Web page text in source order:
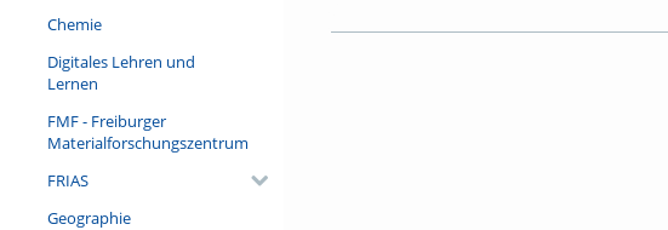
Chemie
Digitales Lehren und
Lernen
FMF - Freiburger
Materialforschungszentrum
FRIAS
Geographie
für den existenziellen Charakter
aber nicht allein aus diesem existenziellen